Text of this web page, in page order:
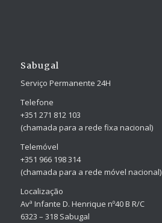
Sabugal
Serviço Permanente 24H
Telefone
+351 271 812 103
(chamada para a rede fixa nacional)
Telemóvel
+351 966 198 314
(chamada para a rede móvel nacional)
Localização
Avª Infante D. Henrique nº40 B R/C
6323 – 318 Sabugal